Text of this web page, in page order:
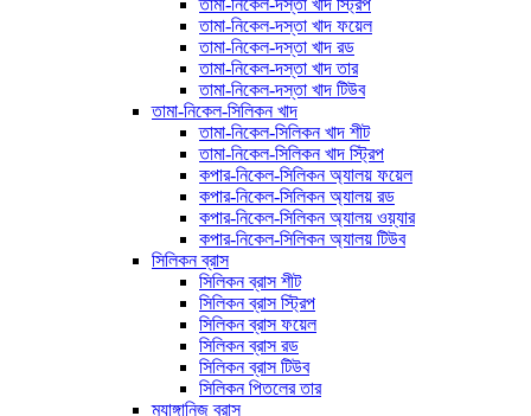
তামা-নিকেল-দস্তা খাদ স্ট্রিপ
তামা-নিকেল-দস্তা খাদ ফয়েল
তামা-নিকেল-দস্তা খাদ রড
তামা-নিকেল-দস্তা খাদ তার
তামা-নিকেল-দস্তা খাদ টিউব
তামা-নিকেল-সিলিকন খাদ
তামা-নিকেল-সিলিকন খাদ শীট
তামা-নিকেল-সিলিকন খাদ স্ট্রিপ
কপার-নিকেল-সিলিকন অ্যালয় ফয়েল
কপার-নিকেল-সিলিকন অ্যালয় রড
কপার-নিকেল-সিলিকন অ্যালয় ওয়্যার
কপার-নিকেল-সিলিকন অ্যালয় টিউব
সিলিকন ব্রাস
সিলিকন ব্রাস শীট
সিলিকন ব্রাস স্ট্রিপ
সিলিকন ব্রাস ফয়েল
সিলিকন ব্রাস রড
সিলিকন ব্রাস টিউব
সিলিকন পিতলের তার
ম্যাঙ্গানিজ ব্রাস